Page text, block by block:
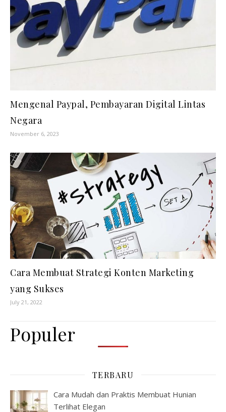
Mengenal Paypal, Pembayaran Digital Lintas
Negara
November 6, 2023
Cara Membuat Strategi Konten Marketing
yang Sukses
July 21, 2022
Populer
TERBARU
Cara Mudah dan Praktis Membuat Hunian
Terlihat Elegan